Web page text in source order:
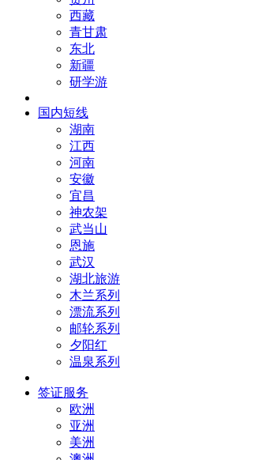
西藏
青甘肃
东北
新疆
研学游
国内短线
湖南
江西
河南
安徽
宜昌
神农架
武当山
恩施
武汉
湖北旅游
木兰系列
漂流系列
邮轮系列
夕阳红
温泉系列
签证服务
欧洲
亚洲
美洲